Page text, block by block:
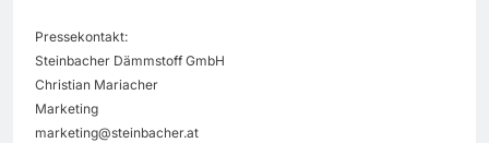
Pressekontakt:
Steinbacher Dämmstoff GmbH
Christian Mariacher
Marketing
marketing@steinbacher.at